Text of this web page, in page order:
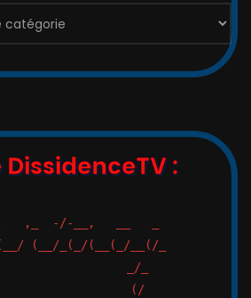
:
,_  -/-__,   __   _
(__/_(_/(__(_/__(/_
_/_
(/